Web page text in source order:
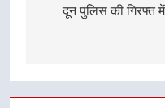
दून पुलिस की गिरफ्त में